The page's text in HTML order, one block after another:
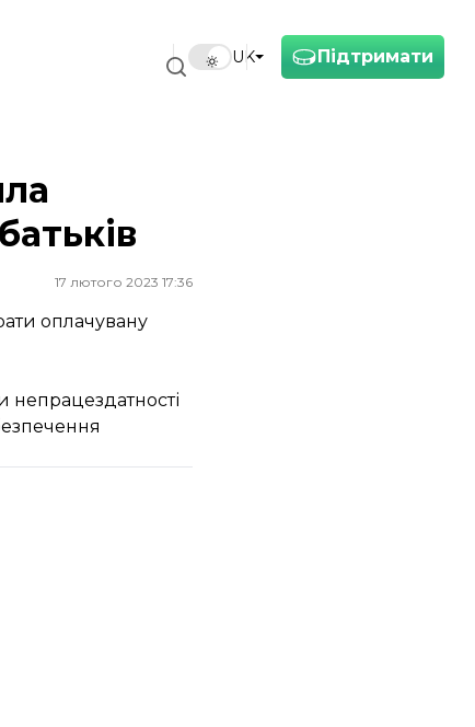
Підтримати
UK
17 лютого 2023 17:36
оплачувану
непрацездатності